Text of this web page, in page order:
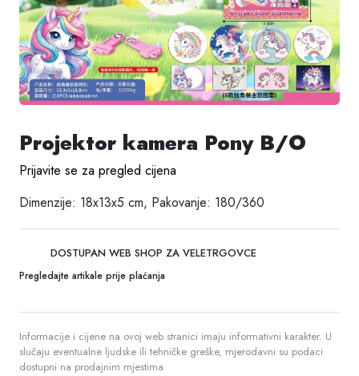
Projektor kamera Pony B/O
Prijavite se za pregled cijena
Dimenzije: 18x13x5 cm, Pakovanje: 180/360
DOSTUPAN WEB SHOP ZA VELETRGOVCE
Pregledajte artikale prije plaćanja
Informacije i cijene na ovoj web stranici imaju informativni karakter. U
slučaju eventualne ljudske ili tehničke greške, mjerodavni su podaci
dostupni na prodajnim mjestima